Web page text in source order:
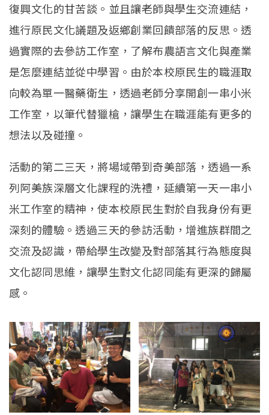
復興文化的甘苦談。並且讓老師與學生交流連結，
進行原民文化議題及返鄉創業回饋部落的反思。透
過實際的去參訪工作室，了解布農語言文化與產業
是怎麼連結並從中學習。由於本校原民生的職涯取
向較為單一醫藥衛生，透過老師分享開創一串小米
工作室，以筆代替獵槍，讓學生在職涯能有更多的
想法以及碰撞。
活動的第二三天，將場域帶到奇美部落，透過一系
列阿美族深層文化課程的洗禮，延續第一天一串小
米工作室的精神，使本校原民生對於自我身份有更
深刻的體驗。透過三天的參訪活動，增進族群間之
交流及認識，帶給學生改變及對部落其行為態度與
文化認同思維，讓學生對文化認同能有更深的歸屬
感。